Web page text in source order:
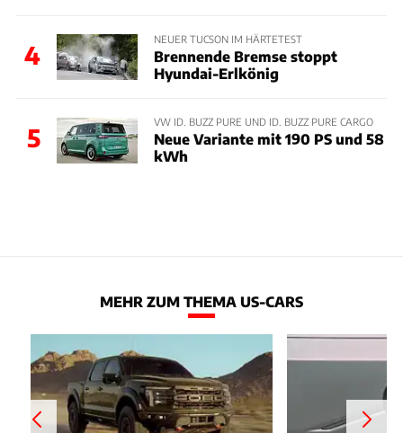
4
NEUER TUCSON IM HÄRTETEST
Brennende Bremse stoppt
Hyundai-Erlkönig
5
VW ID. BUZZ PURE UND ID. BUZZ PURE CARGO
Neue Variante mit 190 PS und 58
kWh
MEHR ZUM THEMA US-CARS